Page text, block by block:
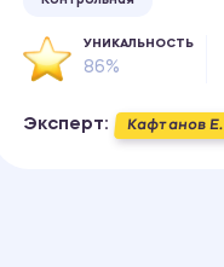
УНИКАЛЬНОСТЬ
86%
Эксперт: Кафтанов Е.